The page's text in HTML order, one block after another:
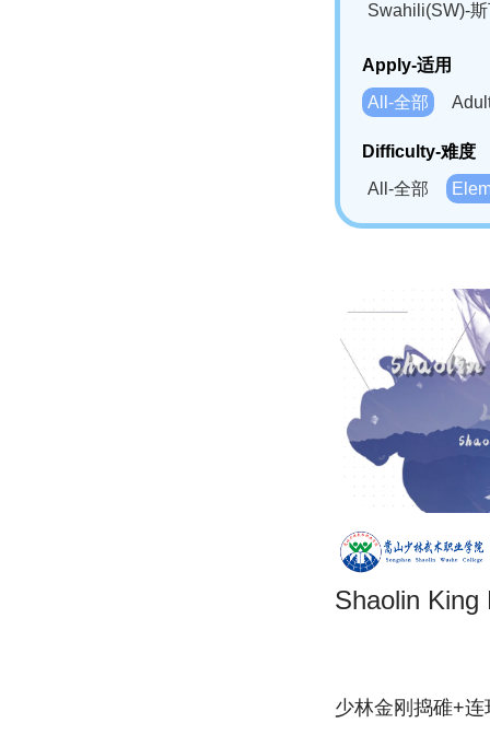
Swahili(SW)-
Apply-适用
All-全部
Difficulty-难度
All-全部
Shaolin King
少林金刚捣碓+连